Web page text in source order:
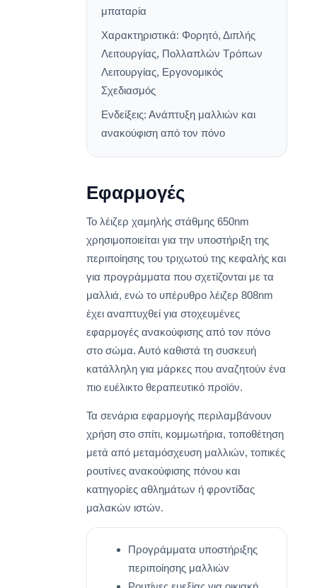
μπαταρία
Χαρακτηριστικά: Φορητό, Διπλής
Λειτουργίας, Πολλαπλών Τρόπων
Λειτουργίας, Εργονομικός
Σχεδιασμός
Ενδείξεις: Ανάπτυξη μαλλιών και
ανακούφιση από τον πόνο
Εφαρμογές
Το λέιζερ χαμηλής στάθμης 650nm
χρησιμοποιείται για την υποστήριξη της
περιποίησης του τριχωτού της κεφαλής και
για προγράμματα που σχετίζονται με τα
μαλλιά, ενώ το υπέρυθρο λέιζερ 808nm
έχει αναπτυχθεί για στοχευμένες
εφαρμογές ανακούφισης από τον πόνο
στο σώμα. Αυτό καθιστά τη συσκευή
κατάλληλη για μάρκες που αναζητούν ένα
πιο ευέλικτο θεραπευτικό προϊόν.
Τα σενάρια εφαρμογής περιλαμβάνουν
χρήση στο σπίτι, κομμωτήρια, τοποθέτηση
μετά από μεταμόσχευση μαλλιών, τοπικές
ρουτίνες ανακούφισης πόνου και
κατηγορίες αθλημάτων ή φροντίδας
μαλακών ιστών.
Προγράμματα υποστήριξης
περιποίησης μαλλιών